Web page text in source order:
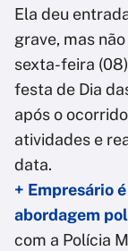
Ela deu
grave, mas
sexta-feira
festa de Dia
após o
atividades e
data.
+ Empresário
abordagem
com a Polícia